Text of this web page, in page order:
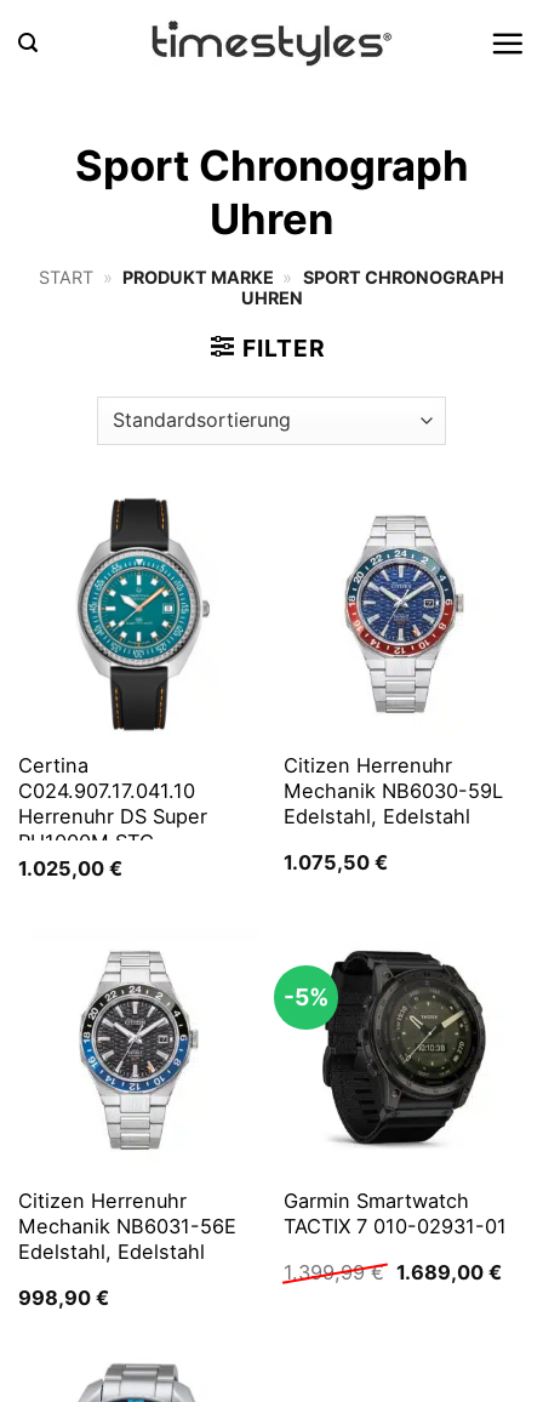
Inhalt
Sport Chronograph
Uhren
START » PRODUKT MARKE » SPORT CHRONOGRAPH
UHREN
FILTER
Certina
C024.907.17.041.10
Herrenuhr DS Super
PH1000M STC
1.025,00 €
Citizen Herrenuhr
Mechanik NB6030-59L
Edelstahl, Edelstahl
1.075,50 €
Citizen Herrenuhr
Mechanik NB6031-56E
Edelstahl, Edelstahl
998,90 €
-5%
Garmin Smartwatch
TACTIX 7 010-02931-01
1.399,99€ Ursprünglicher
1.689,00 €